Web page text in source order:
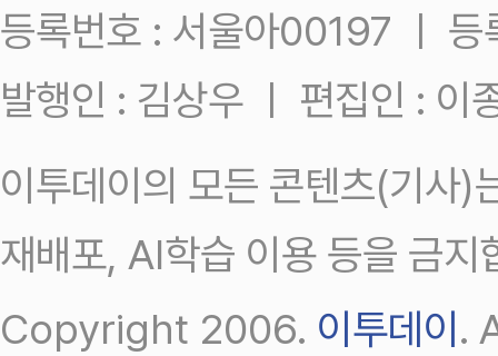
등록번호 : 서울아00197 ㅣ
발행인 : 김상우 ㅣ 편집인 : 이
이투데이의 모든 콘텐츠(기사)
재배포, AI학습 이용 등을 금지
Copyright 2006. 이투데이 .